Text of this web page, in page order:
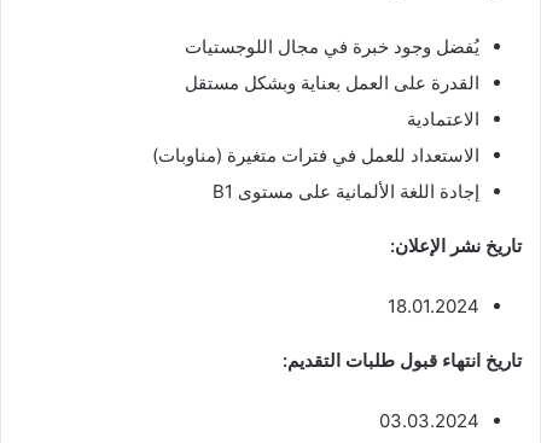
يُفضل وجود خبرة في مجال اللوجستيات
القدرة على العمل بعناية وبشكل مستقل
الاعتمادية
الاستعداد للعمل في فترات متغيرة (مناوبات)
إجادة اللغة الألمانية على مستوى B1
تاريخ نشر الإعلان:
18.01.2024
تاريخ انتهاء قبول طلبات التقديم:
03.03.2024